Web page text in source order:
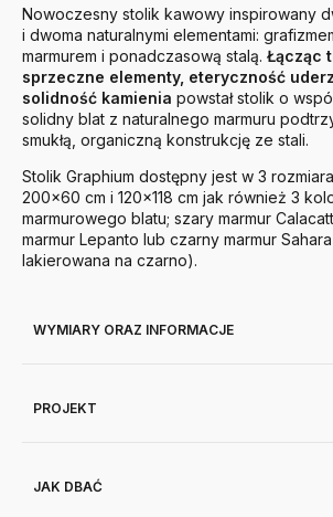
Nowoczesny stolik kawowy inspirowany
i dwoma naturalnymi elementami:
marmurem i ponadczasową stalą. Łącząc
sprzeczne elementy, eteryczność
solidność kamienia powstał stolik o
solidny blat z naturalnego marmuru
smukłą, organiczną konstrukcję ze stali.
Stolik Graphium dostępny jest w 3
200x60 cm i 120x118 cm jak również 3
marmurowego blatu; szary marmur
marmur Lepanto lub czarny marmur
lakierowana na czarno).
WYMIARY ORAZ INFORMACJE
PROJEKT
JAK DBAĆ